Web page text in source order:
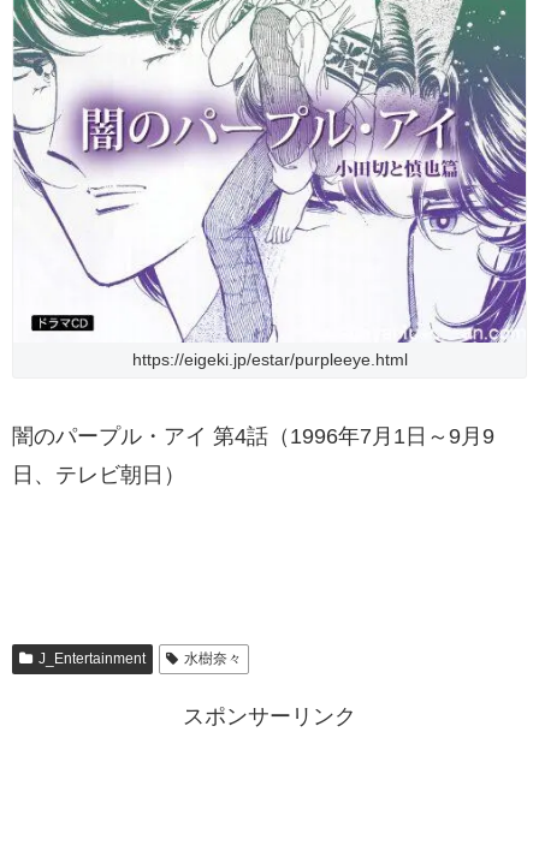
https://eigeki.jp/estar/purpleeye.html
闇のパープル・アイ 第4話（1996年7月1日～9月9
日、テレビ朝日）
J_Entertainment 水樹奈々
スポンサーリンク